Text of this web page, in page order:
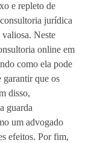
e repleto de
jurídica
valiosa. Neste
online em
como ela pode
garantir que os
disso,
guarda
um advogado
efeitos. Por fim,